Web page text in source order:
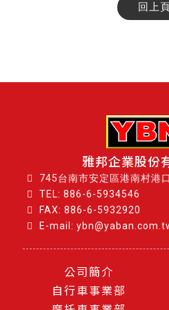
回上
雅邦企業股份
745台南市安定區港南村港
TEL:886-6-5934546
FAX: 886-6-5932920
E-mail:
公司簡介
自行車事業部